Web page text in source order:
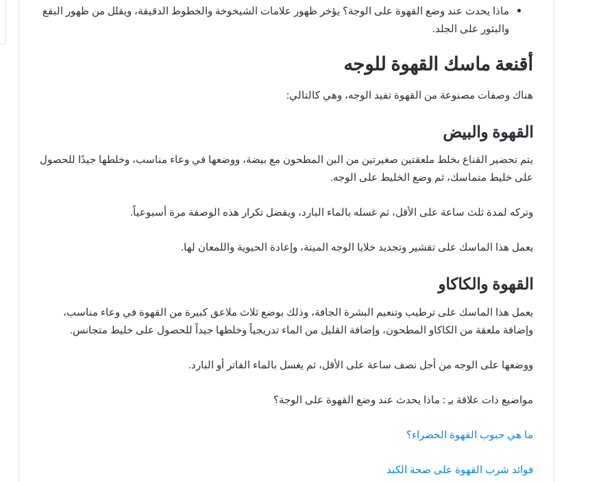
ماذا يحدث عند وضع القهوة على الوجة؟ يؤخر ظهور علامات الشيخوخة والخطوط الدقيقة، ويقلل من ظهور البقع
والبثور على الجلد.
أقنعة ماسك القهوة للوجه
هناك وصفات مصنوعة من القهوة تفيد الوجه، وهي كالتالي:
القهوة والبيض
يتم تحضير القناع بخلط ملعقتين صغيرتين من البن المطحون مع بيضة، ووضعها في وعاء مناسب، وخلطها جيدًا للحصول
على خليط متماسك، ثم وضع الخليط على الوجه.
وتركه لمدة ثلث ساعة على الأقل، ثم غسله بالماء البارد، ويفضل تكرار هذه الوصفة مرة أسبوعياً.
يعمل هذا الماسك على تقشير وتجديد خلايا الوجه الميتة، وإعادة الحيوية واللمعان لها.
القهوة والكاكاو
يعمل هذا الماسك على ترطيب وتنعيم البشرة الجافة، وذلك بوضع ثلاث ملاعق كبيرة من القهوة في وعاء مناسب،
وإضافة ملعقة من الكاكاو المطحون، وإضافة القليل من الماء تدريجياً وخلطها جيداً للحصول على خليط متجانس.
ووضعها على الوجه من أجل نصف ساعة على الأقل، ثم يغسل بالماء الفاتر أو البارد.
مواضيع ذات علاقة بـِ : ماذا يحدث عند وضع القهوة على الوجة؟
ما هي حبوب القهوة الخضراء؟
فوائد شرب القهوة على صحة الكبد